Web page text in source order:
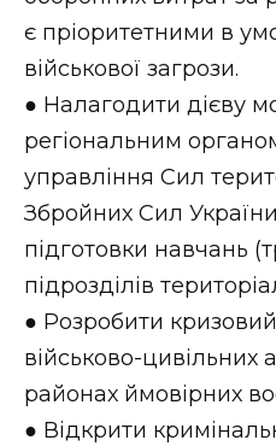
є пріоритетними в
військової загрози.
● Налагодити дієву
регіональним
управління Сил
Збройних Сил
підготовки навчань
підрозділів
● Розробити
військово-цивільних
районах ймовірних
● Відкрити